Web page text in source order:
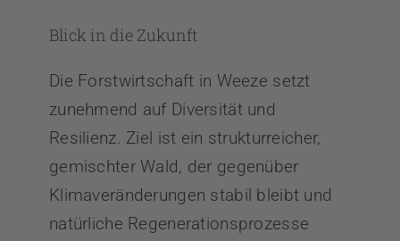
Blick in die Zukunft
Die Forstwirtschaft in Weeze setzt
zunehmend auf Diversität und
Resilienz. Ziel ist ein strukturreicher,
gemischter Wald, der gegenüber
Klimaveränderungen stabil bleibt und
natürliche Regenerationsprozesse